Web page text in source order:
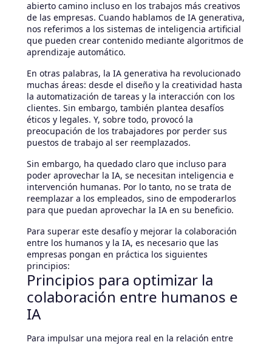
abierto camino incluso en los trabajos más creativos
de las empresas. Cuando hablamos de IA generativa,
nos referimos a los sistemas de inteligencia artificial
que pueden crear contenido mediante algoritmos de
aprendizaje automático.
En otras palabras, la IA generativa ha revolucionado
muchas áreas: desde el diseño y la creatividad hasta
la automatización de tareas y la interacción con los
clientes. Sin embargo, también plantea desafíos
éticos y legales. Y, sobre todo, provocó la
preocupación de los trabajadores por perder sus
puestos de trabajo al ser reemplazados.
Sin embargo, ha quedado claro que incluso para
poder aprovechar la IA, se necesitan inteligencia e
intervención humanas. Por lo tanto, no se trata de
reemplazar a los empleados, sino de empoderarlos
para que puedan aprovechar la IA en su beneficio.
Para superar este desafío y mejorar la colaboración
entre los humanos y la IA, es necesario que las
empresas pongan en práctica los siguientes
principios:
Principios para optimizar la
colaboración entre humanos e
IA
Para impulsar una mejora real en la relación entre